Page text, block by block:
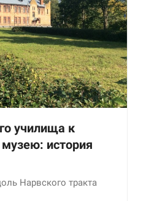
училища к
история
Нарвского тракта
Необходимые
обязательно. Они